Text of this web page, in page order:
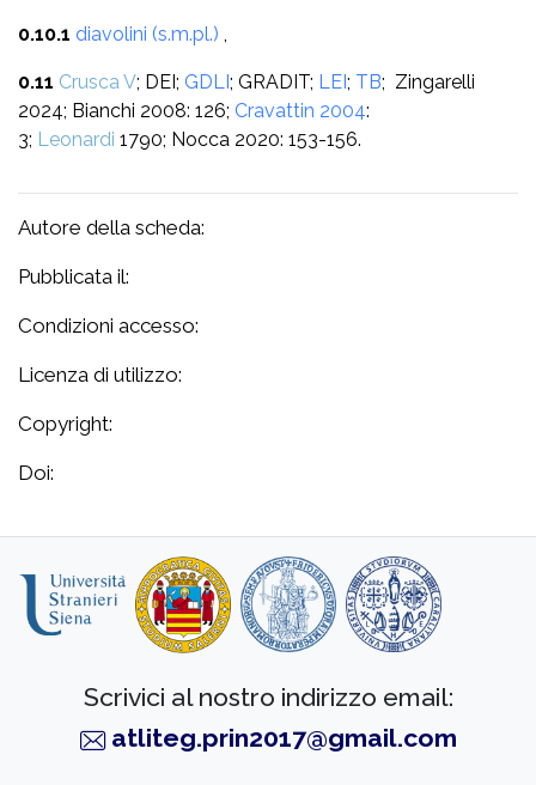
0.10.1 diavolini (s.m.pl.) ,
0.11 Crusca V; DEI; GDLI; GRADIT; LEI; TB; Zingarelli
2024; Bianchi 2008: 126; Cravattin 2004:
3; Leonardi 1790; Nocca 2020: 153-156.
Autore della scheda:
Pubblicata il:
Condizioni accesso:
Licenza di utilizzo:
Copyright:
Doi:
Scrivici al nostro indirizzo email:
atliteg.prin2017@gmail.com